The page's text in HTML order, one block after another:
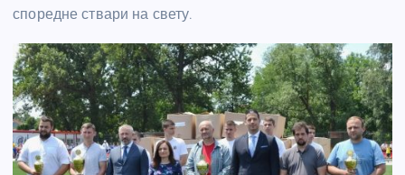
споредне ствари на свету.